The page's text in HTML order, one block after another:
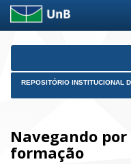
Skip
REPOSITÓRIO INSTITUCIONAL
Navegando
formação